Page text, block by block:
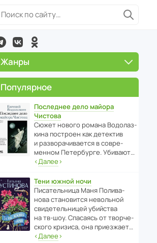
Жанры
Популярное
Последнее дело майора
Чистова
Сюжет нового романа Водо­ла­з­
кина пост­роен как дете­ктив
и разво­ра­чи­ва­ется в совре­
менном Пете­р­бурге. Убивают…
‹Далее›
Тени южной ночи
Писа­тель­ница Маня Поли­ва­
нова стано­вится невольной
свиде­тель­ницей убийства
на тв-шоу. Спасаясь от твор­че­
с­кого кризиса, она приезжает…
‹Далее›